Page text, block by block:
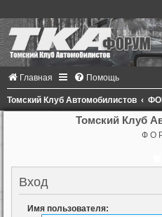
Главная Помощь
Томский Клуб Автомобилистов
Томский Клуб
Ф О
Вход
Имя пользователя: